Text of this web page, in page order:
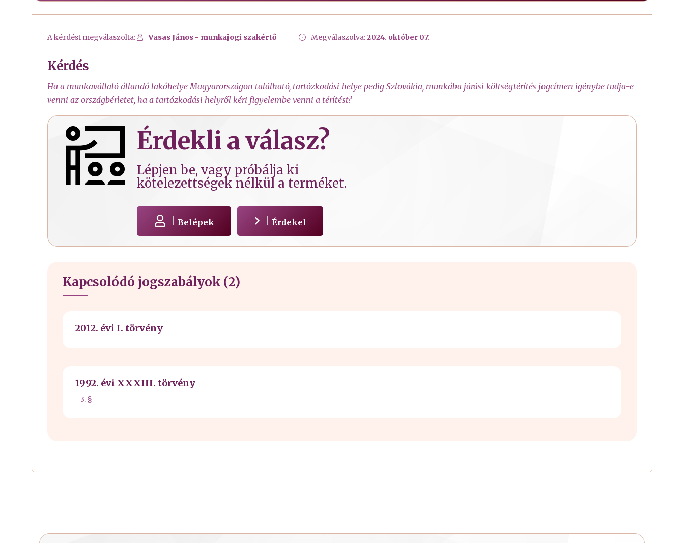
A kérdést megválaszolta: Vasas János - munkajogi szakértő Megválaszolva:2024. október 07.
Kérdés
Ha a munkavállaló állandó lakóhelye Magyarországon található, tartózkodási helye pedig Szlovákia, munkába járási költségtérítés jogcímen igénybe tudja-e
venni az országbérletet, ha a tartózkodási helyről kéri figyelembe venni a térítést?
Érdekli a válasz?
Lépjen be, vagy próbálja ki
kötelezettségek nélkül a terméket.
Belépek Érdekel
Kapcsolódó jogszabályok (2)
2012. évi I. törvény
1992. évi XXXIII. törvény
3. §